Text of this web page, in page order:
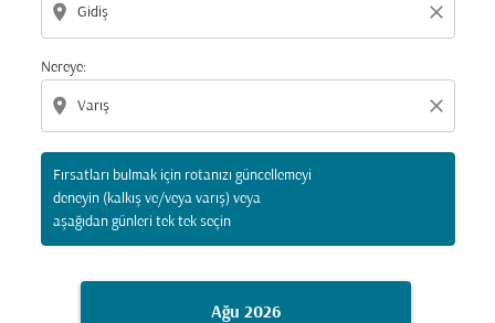
location_on close
Nereye:
location_on close
Fırsatları bulmak için rotanızı güncellemeyi
deneyin (kalkış ve/veya varış) veya
aşağıdan günleri tek tek seçin
Ağu 2026